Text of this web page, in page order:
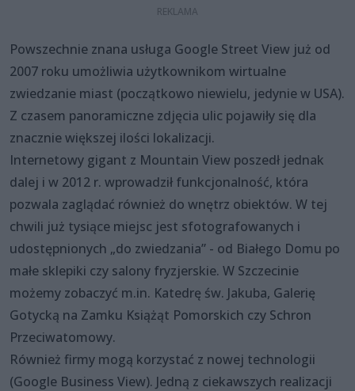
Powszechnie znana usługa Google Street View już od
2007 roku umożliwia użytkownikom wirtualne
zwiedzanie miast (początkowo niewielu, jedynie w USA).
Z czasem panoramiczne zdjęcia ulic pojawiły się dla
znacznie większej ilości lokalizacji.
Internetowy gigant z Mountain View poszedł jednak
dalej i w 2012 r. wprowadził funkcjonalność, która
pozwala zaglądać również do wnętrz obiektów. W tej
chwili już tysiące miejsc jest sfotografowanych i
udostępnionych „do zwiedzania” - od Białego Domu po
małe sklepiki czy salony fryzjerskie. W Szczecinie
możemy zobaczyć m.in. Katedrę św. Jakuba, Galerię
Gotycką na Zamku Książąt Pomorskich czy Schron
Przeciwatomowy.
Również firmy mogą korzystać z nowej technologii
(Google Business View). Jedną z ciekawszych realizacji